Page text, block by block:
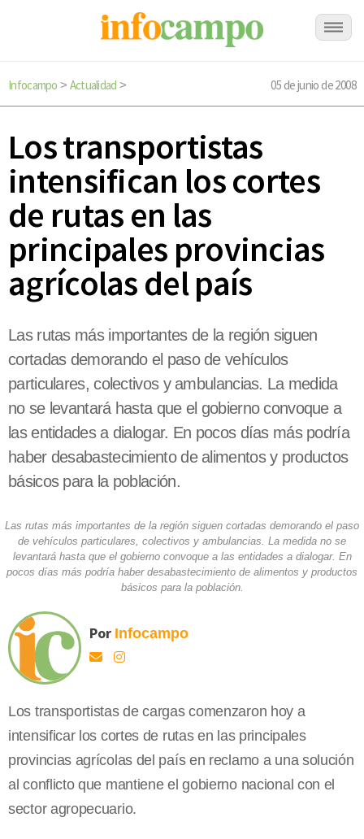
Infocampo > Actualidad > 05 de junio de 2008
Los transportistas
intensifican los cortes
de rutas en las
principales provincias
agrícolas del país
Las rutas más importantes de la región siguen
cortadas demorando el paso de vehículos
particulares, colectivos y ambulancias. La medida
no se levantará hasta que el gobierno convoque a
las entidades a dialogar. En pocos días más podría
haber desabastecimiento de alimentos y productos
básicos para la población.
Las rutas más importantes de la región siguen cortadas demorando el paso
de vehículos particulares, colectivos y ambulancias. La medida no se
levantará hasta que el gobierno convoque a las entidades a dialogar. En
pocos días más podría haber desabastecimiento de alimentos y productos
básicos para la población.
Por Infocampo
Los transportistas de cargas comenzaron hoy a
intensificar los cortes de rutas en las principales
provincias agrícolas del país en reclamo a una solución
al conflicto que mantiene el gobierno nacional con el
sector agropecuario.